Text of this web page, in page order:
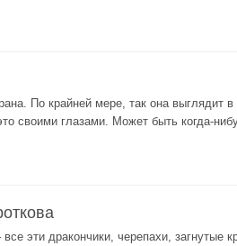
По крайней мере, так она выглядит
своими глазами. Может быть когда-
все эти дракончики, черепахи, загнутые